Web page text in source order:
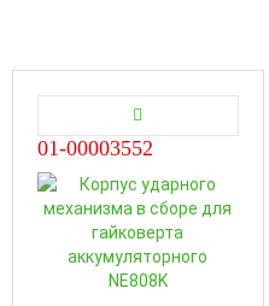
01-00003552